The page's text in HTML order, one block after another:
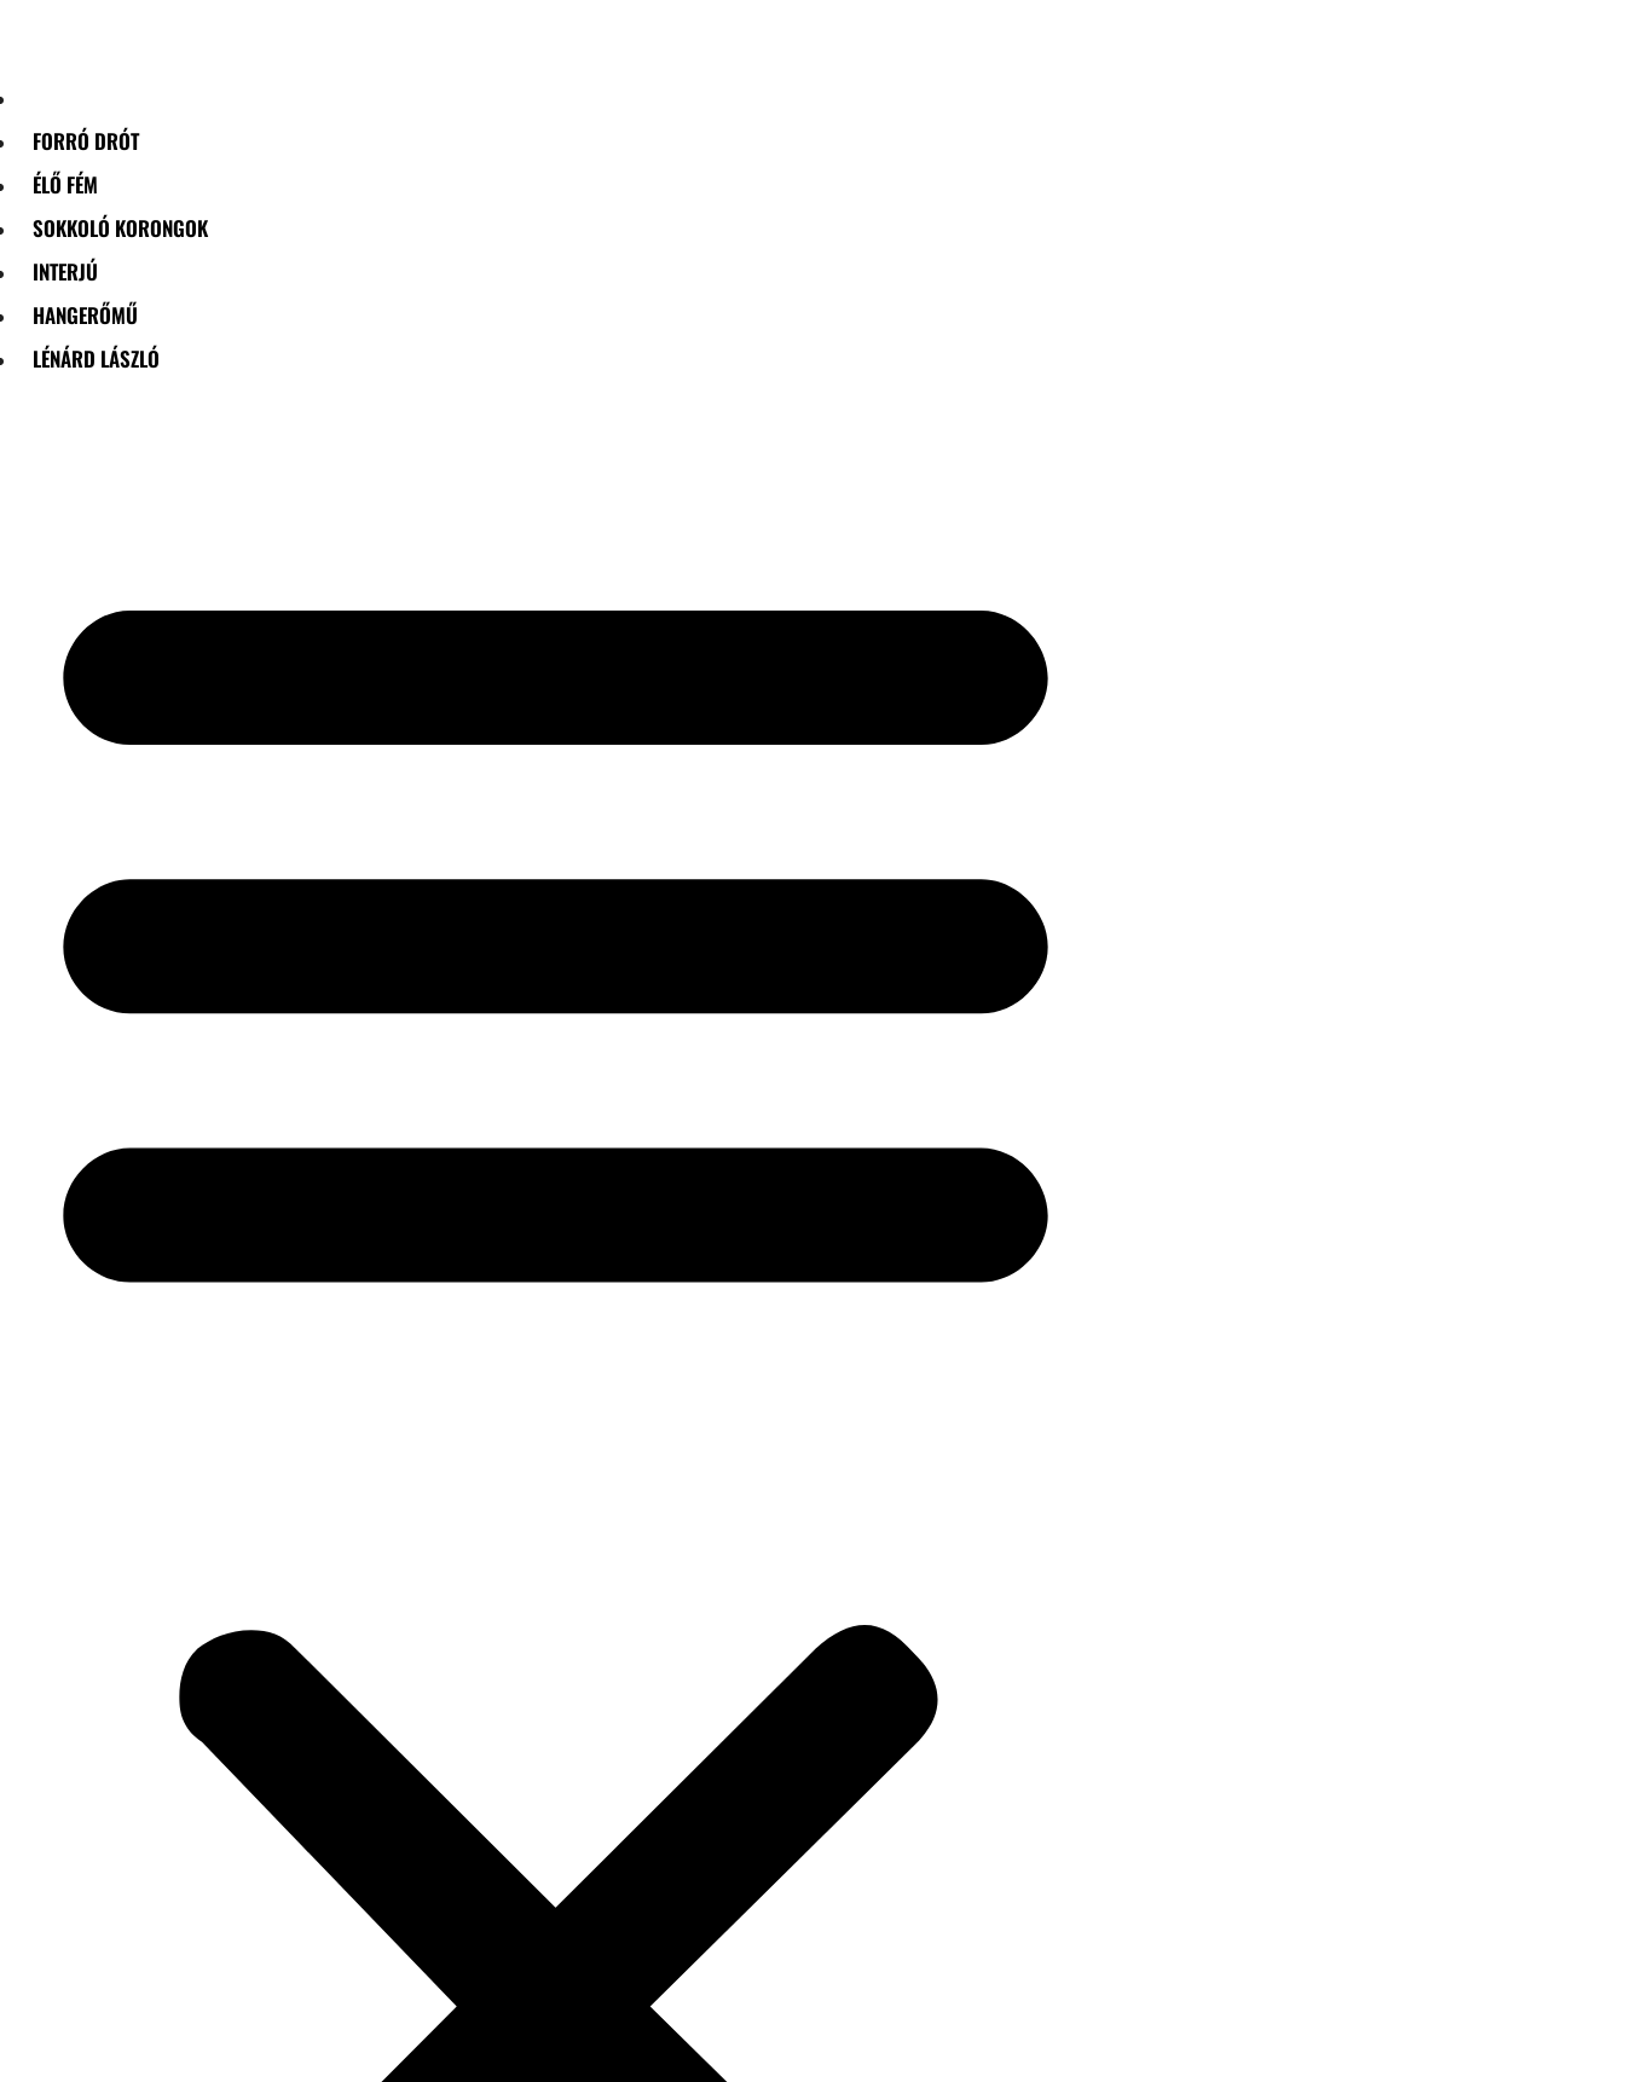
FORRÓ DRÓT
ÉLŐ FÉM
SOKKOLÓ KORONGOK
INTERJÚ
HANGERŐMŰ
LÉNÁRD LÁSZLÓ